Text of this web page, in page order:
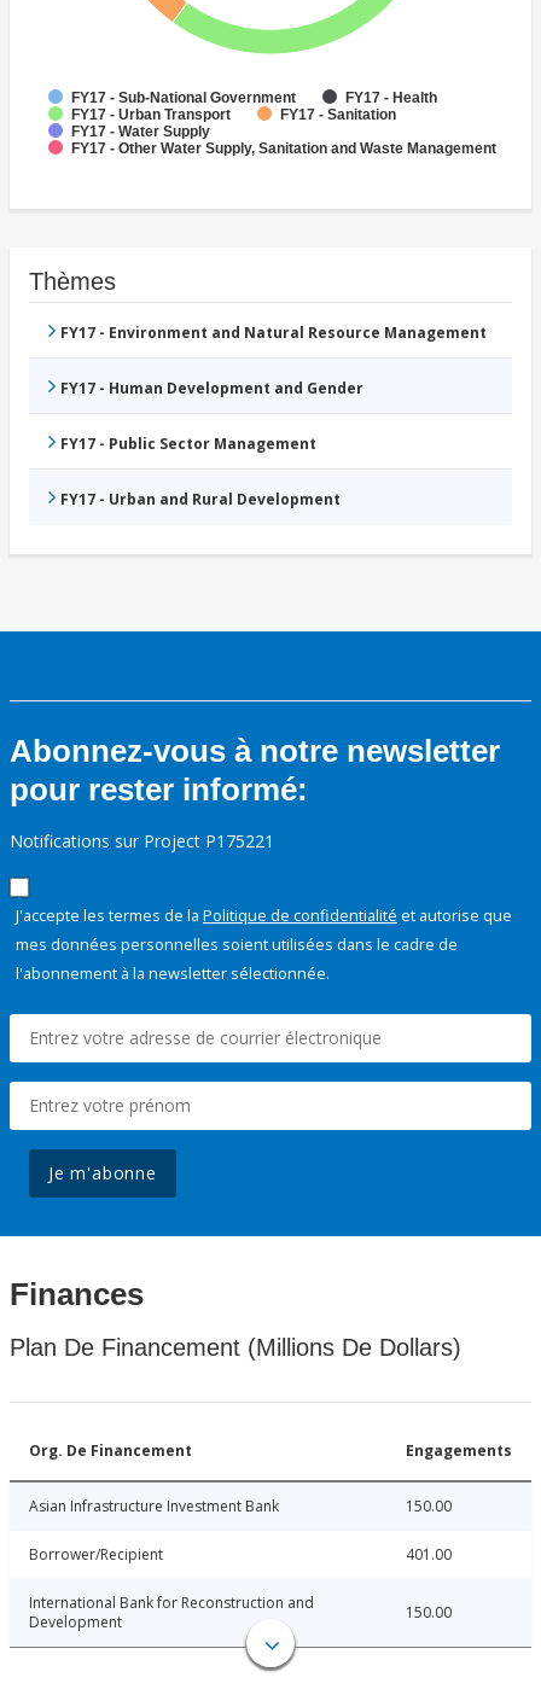
FY17 - Sub-National Government
FY17 - Health
FY17 - Urban Transport
FY17 - Sanitation
FY17 - Water Supply
FY17 - Other Water Supply, Sanitation and Waste Management
Thèmes
FY17 - Environment and Natural Resource Management
FY17 - Human Development and Gender
FY17 - Public Sector Management
FY17 - Urban and Rural Development
Abonnez-vous à notre newsletter
pour rester informé:
Notifications sur Project P175221
J'accepte les termes de la Politique de confidentialité et autorise que
mes données personnelles soient utilisées dans le cadre de
l'abonnement à la newsletter sélectionnée.
Je m'abonne
Finances
Plan De Financement (Millions De Dollars)
Org. De Financement Engagements
Asian Infrastructure Investment Bank 150.00
Borrower/Recipient 401.00
International Bank for Reconstruction and
Development
150.00